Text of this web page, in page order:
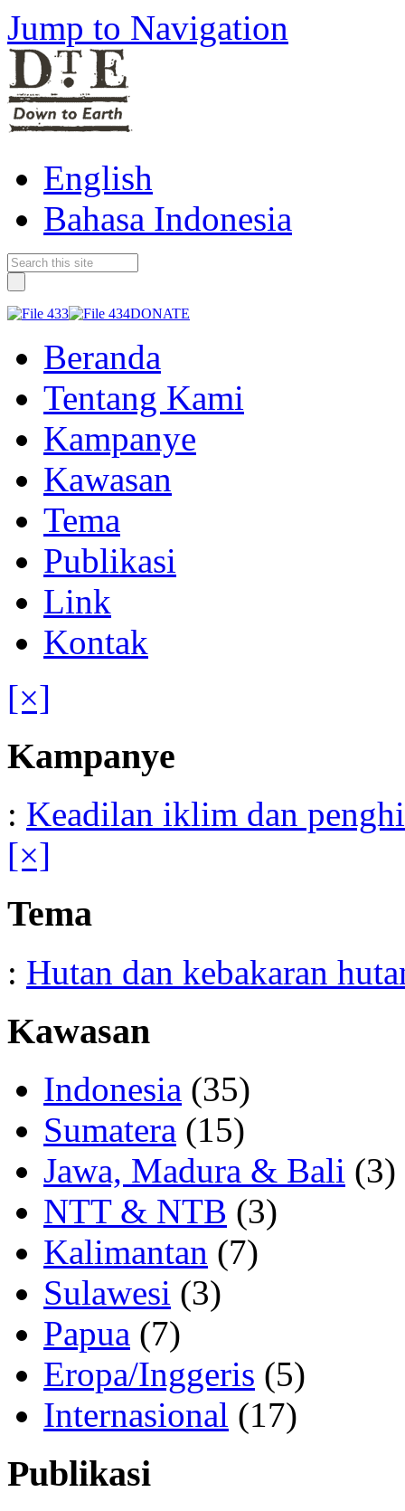
Jump to Navigation
English
Bahasa Indonesia
DONATE
Beranda
Tentang Kami
Kampanye
Kawasan
Tema
Publikasi
Link
Kontak
[×]
Kampanye
: Keadilan iklim dan
[×]
Tema
: Hutan dan kebakaran
Kawasan
Indonesia (35)
Sumatera (15)
Jawa, Madura & Bali (3)
NTT & NTB (3)
Kalimantan (7)
Sulawesi (3)
Papua (7)
Eropa/Inggeris (5)
Internasional (17)
Publikasi